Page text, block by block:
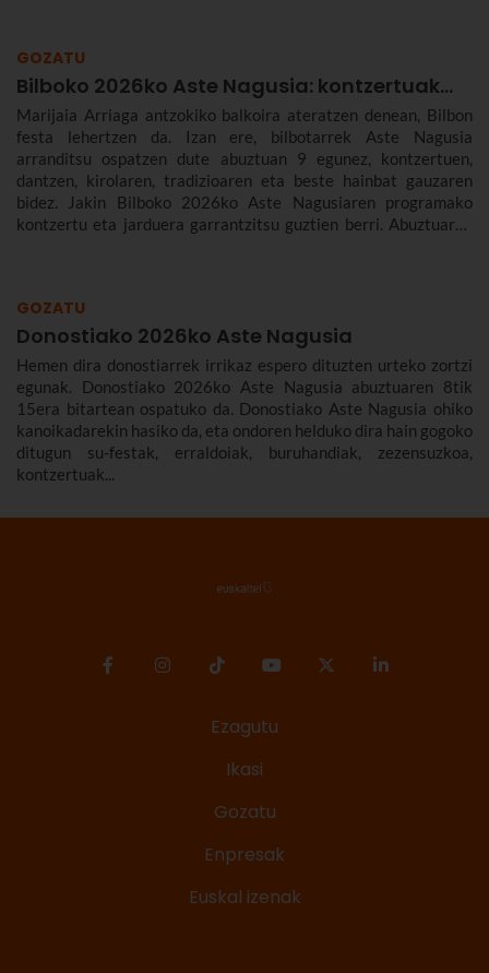
GOZATU
Bilboko 2026ko Aste Nagusia: kontzertuak...
Marijaia Arriaga antzokiko balkoira ateratzen denean, Bilbon
festa lehertzen da. Izan ere, bilbotarrek Aste Nagusia
arranditsu ospatzen dute abuztuan 9 egunez, kontzertuen,
dantzen, kirolaren, tradizioaren eta beste hainbat gauzaren
bidez. Jakin Bilboko 2026ko Aste Nagusiaren programako
kontzertu eta jarduera garrantzitsu guztien berri. Abuztuaren
GOZATU
Donostiako 2026ko Aste Nagusia
Hemen dira donostiarrek irrikaz espero dituzten urteko zortzi
egunak. Donostiako 2026ko Aste Nagusia abuztuaren 8tik
15era bitartean ospatuko da. Donostiako Aste Nagusia ohiko
kanoikadarekin hasiko da, eta ondoren helduko dira hain gogoko
ditugun su-festak, erraldoiak, buruhandiak, zezensuzkoa,
kontzertuak...
Ezagutu
Ikasi
Gozatu
Enpresak
Euskal izenak